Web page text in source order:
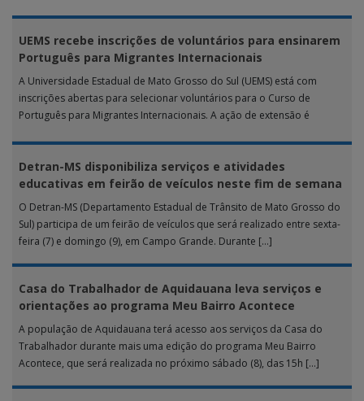
UEMS recebe inscrições de voluntários para ensinarem
Português para Migrantes Internacionais
A Universidade Estadual de Mato Grosso do Sul (UEMS) está com
inscrições abertas para selecionar voluntários para o Curso de
Português para Migrantes Internacionais. A ação de extensão é
Detran-MS disponibiliza serviços e atividades
educativas em feirão de veículos neste fim de semana
O Detran-MS (Departamento Estadual de Trânsito de Mato Grosso do
Sul) participa de um feirão de veículos que será realizado entre sexta-
feira (7) e domingo (9), em Campo Grande. Durante […]
Casa do Trabalhador de Aquidauana leva serviços e
orientações ao programa Meu Bairro Acontece
A população de Aquidauana terá acesso aos serviços da Casa do
Trabalhador durante mais uma edição do programa Meu Bairro
Acontece, que será realizada no próximo sábado (8), das 15h […]